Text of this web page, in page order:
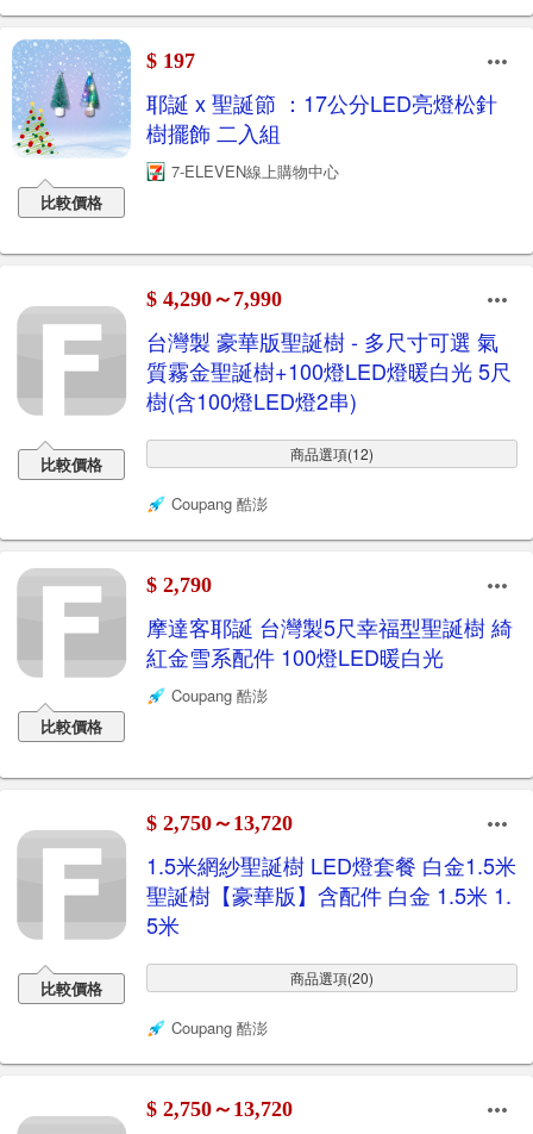
比較價格
$ 197
耶誕 x 聖誕節 ：17公分LED亮燈松針
樹擺飾 二入組
7-ELEVEN線上購物中心
比較價格
$ 4,290～7,990
台灣製 豪華版聖誕樹 - 多尺寸可選 氣
質霧金聖誕樹+100燈LED燈暖白光 5尺
樹(含100燈LED燈2串)
商品選項(12)
Coupang 酷澎
比較價格
$ 2,790
摩達客耶誕 台灣製5尺幸福型聖誕樹 綺
紅金雪系配件 100燈LED暖白光
Coupang 酷澎
比較價格
$ 2,750～13,720
1.5米網紗聖誕樹 LED燈套餐 白金1.5米
聖誕樹【豪華版】含配件 白金 1.5米 1.
5米
商品選項(20)
Coupang 酷澎
$ 2,750～13,720